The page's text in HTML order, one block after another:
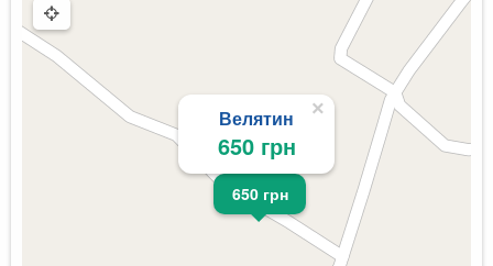
650 грн
Велятин
650 грн
×